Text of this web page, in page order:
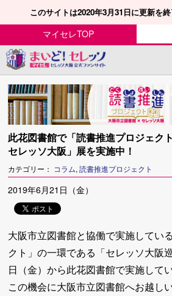
このサイトは2020年3月31日に更新を終
マイセレTOP
此花図書館で「読書推進プロジェク
セレッソ大阪」展を実施中！
カテゴリー： コラム, 読書推進プロジェクト
2019年6月21日（金）
大阪市立図書館と協働で実施してい
クト」の一環である「セレッソ大阪
日（金）から此花図書館で実施してい
この機会に大阪市立図書館へお越し